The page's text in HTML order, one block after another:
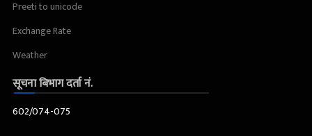
Preeti to unicode
Exchange Rate
Weather
सूचना बिभाग दर्ता नं.
602/074-075